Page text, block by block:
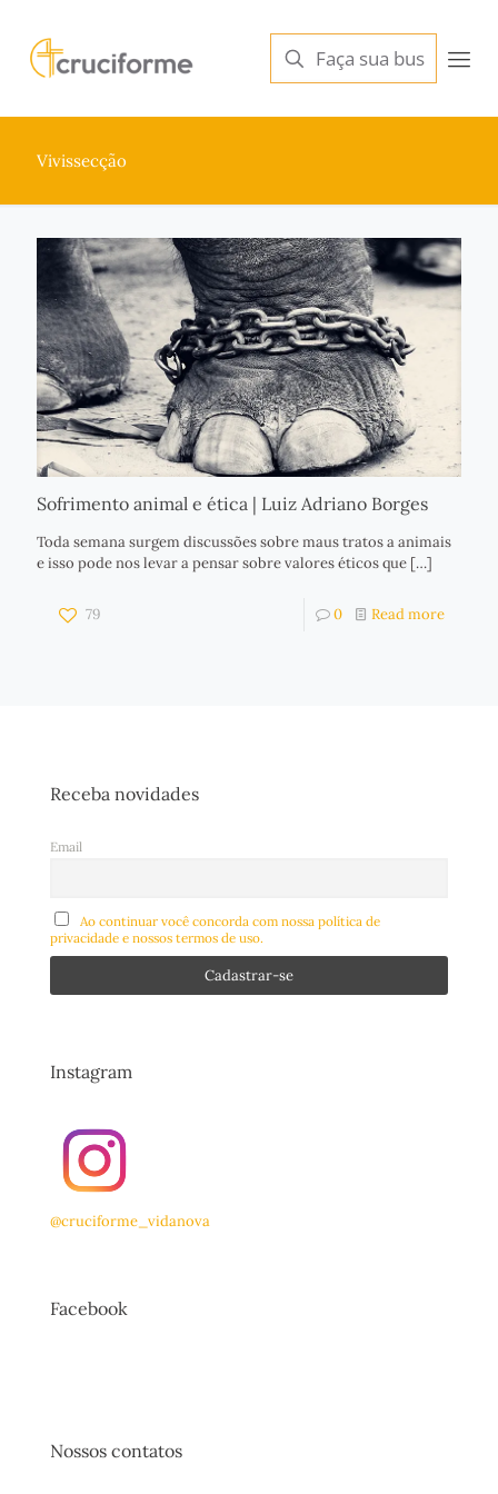
Vivissecção
Sofrimento animal e ética | Luiz Adriano Borges
Toda semana surgem discussões sobre maus tratos a animais
e isso pode nos levar a pensar sobre valores éticos que […]
79 0 Read more
Receba novidades
Email
Ao continuar você concorda com nossa política de
privacidade e nossos termos de uso.
Instagram
@cruciforme_vidanova
Facebook
Nossos contatos